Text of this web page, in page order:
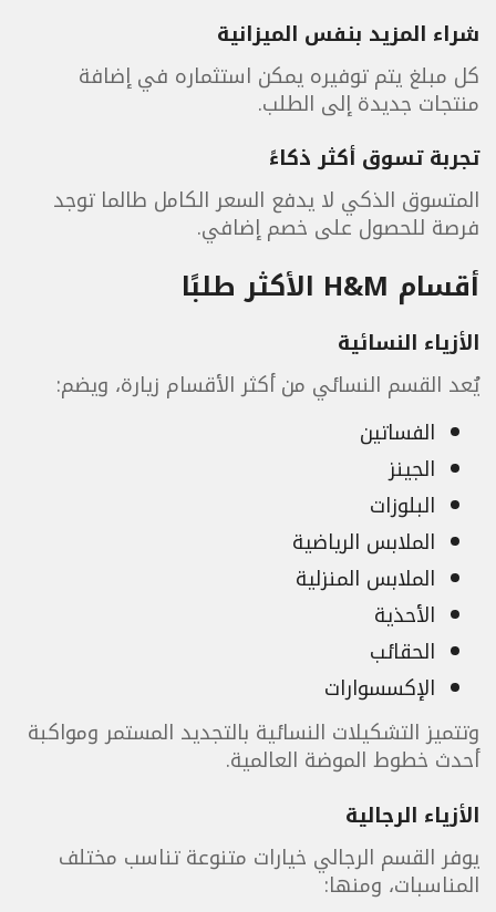
شراء المزيد بنفس الميزانية
كل مبلغ يتم توفيره يمكن استثماره في إضافة
منتجات جديدة إلى الطلب.
تجربة تسوق أكثر ذكاءً
المتسوق الذكي لا يدفع السعر الكامل طالما توجد
فرصة للحصول على خصم إضافي.
أقسام H&M الأكثر طلبًا
الأزياء النسائية
يُعد القسم النسائي من أكثر الأقسام زيارة، ويضم:
الفساتين
الجينز
البلوزات
الملابس الرياضية
الملابس المنزلية
الأحذية
الحقائب
الإكسسوارات
وتتميز التشكيلات النسائية بالتجديد المستمر ومواكبة
أحدث خطوط الموضة العالمية.
الأزياء الرجالية
يوفر القسم الرجالي خيارات متنوعة تناسب مختلف
المناسبات، ومنها: